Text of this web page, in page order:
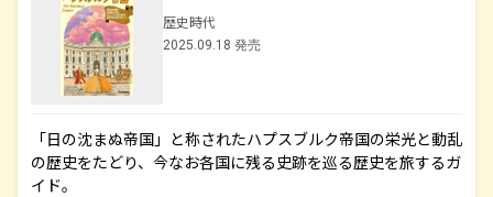
歴史時代
2025.09.18 発売
「日の沈まぬ帝国」と称されたハプスブルク帝国の栄光と動乱
の歴史をたどり、今なお各国に残る史跡を巡る歴史を旅するガ
イド。